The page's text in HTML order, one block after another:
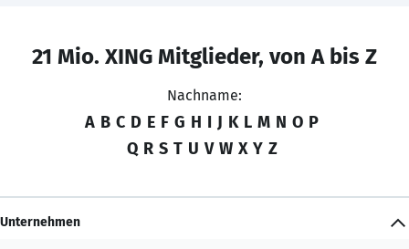
21 Mio. XING Mitglieder, von A bis Z
Nachname:
A B C D E F G H I J K L M N O P
Q R S T U V W X Y Z
Unternehmen